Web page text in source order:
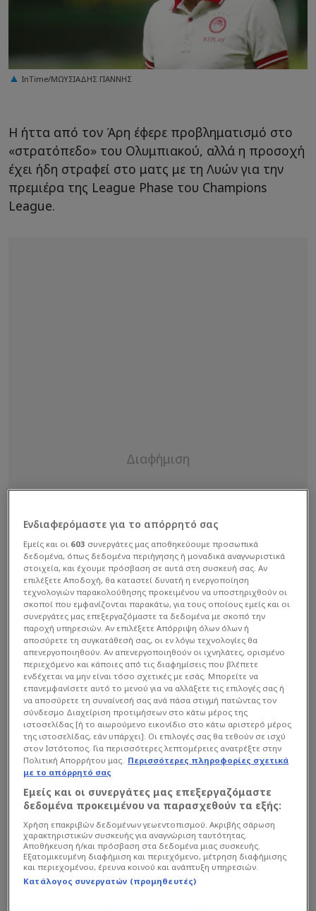
InTime/ΜΩΥΣΙΑΔΗΣ ΓΙΑΝΝΗΣ
H ήττα από τον Άρη έφερε προβληματισμό στο
«στρατόπεδο» του Ολυμπιακού, αλλά η προσοχή
έχει ήδη στραφεί στο ματς με τη Λυών για την
πρεμιέρα της League Phase του Champions
League.
Εν όψει της αναμέτρησης της Πέμπτης (26/9) ο
Χοσέ Λουίς Μεντιλίμπαρ θα έχει, όπως όλα
δείχνουν, διαθέσιμους τόσο τον Παναγιώτη
Ρέτσο όσο και τον Γιώργο Μασούρα, που
προέρχονται από τραυματισμούς τις τελευταίες
εβδομάδες.
Διαβάστε επίσης...
Αναιμικός και με έπαρση
Ολυμπιακός! Έχασε
Τσικίνιο ο… θολωμένος
Ενδιαφερόμαστε για το απόρρητό σας
Εμείς και οι 603 συνεργάτες μας αποθηκεύουμε προσωπικά
δεδομένα, όπως δεδομένα περιήγησης ή μοναδικά αναγνωριστικά
στοιχεία, και έχουμε πρόσβαση σε αυτά στη συσκευή σας. Αν
επιλέξετε Αποδοχή, θα καταστεί δυνατή η ενεργοποίηση
τεχνολογιών παρακολούθησης προκειμένου να υποστηριχθούν οι
σκοποί που εμφανίζονται παρακάτω, για τους οποίους εμείς και οι
συνεργάτες μας επεξεργαζόμαστε τα δεδομένα με σκοπό την
παροχή υπηρεσιών. Αν επιλέξετε Απόρριψη όλων όλων ή
αποσύρετε τη συγκατάθεσή σας, οι εν λόγω τεχνολογίες θα
απενεργοποιηθούν. Αν απενεργοποιηθούν οι ιχνηλάτες, ορισμένο
περιεχόμενο και κάποιες από τις διαφημίσεις που βλέπετε
ενδέχεται να μην είναι τόσο σχετικές με εσάς. Μπορείτε να
επανεμφανίσετε αυτό το μενού για να αλλάξετε τις επιλογές σας ή
να αποσύρετε τη συναίνεσή σας ανά πάσα στιγμή πατώντας τον
σύνδεσμο Διαχείριση προτιμήσεων στο κάτω μέρος της
ιστοσελίδας [ή το αιωρούμενο εικονίδιο στο κάτω αριστερό μέρος
της ιστοσελίδας, εάν υπάρχει]. Οι επιλογές σας θα τεθούν σε ισχύ
στον Ιστότοπος. Για περισσότερες λεπτομέρειες ανατρέξτε στην
Πολιτική Απορρήτου μας. Περισσότερες πληροφορίες σχετικά
με το απόρρητό σας
Εμείς και οι συνεργάτες μας επεξεργαζόμαστε
δεδομένα προκειμένου να παρασχεθούν τα εξής:
Χρήση επακριβών δεδομένων γεωεντοπισμού. Ακριβής σάρωση
χαρακτηριστικών συσκευής για αναγνώριση ταυτότητας.
Αποθήκευση ή/και πρόσβαση στα δεδομένα μιας συσκευής.
Εξατομικευμένη διαφήμιση και περιεχόμενο, μέτρηση διαφήμισης
και περιεχομένου, έρευνα κοινού και ανάπτυξη υπηρεσιών.
Κατάλογος συνεργατών (προμηθευτές)